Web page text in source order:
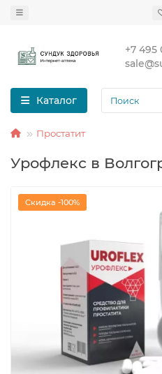
+7 495
Каталог
Простатит
Урофлекс в
Скидка -100%